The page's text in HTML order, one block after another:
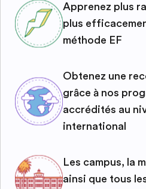
Apprenez plus
plus
méthode EF
Obtenez une
grâce à nos
accrédités au
international
Les campus, la
ainsi que tous